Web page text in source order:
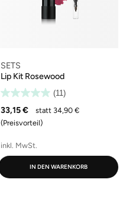
SETS
Lip Kit Rosewood
(11)
33,15 €
statt 34,90 €
(Preisvorteil)
inkl. MwSt.
IN DEN WARENKORB